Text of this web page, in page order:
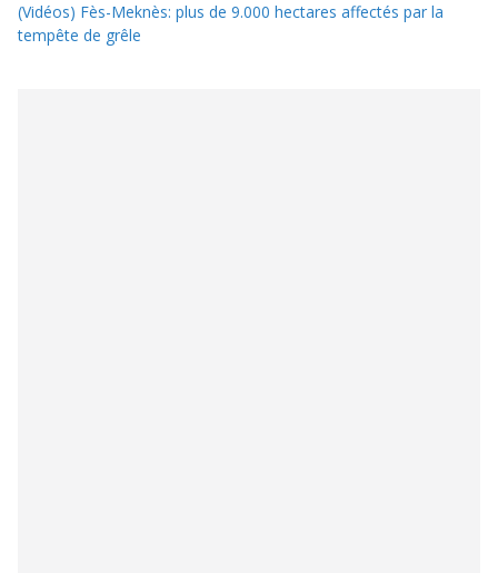
(Vidéos) Fès-Meknès: plus de 9.000 hectares affectés par la
tempête de grêle